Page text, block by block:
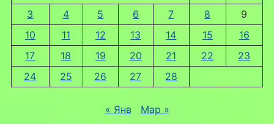
3
4 5 6 7 8
9
10
11 12 13 14 15
16
17
18 19 20 21 22
23
24
25 26 27 28
« Янв Мар »